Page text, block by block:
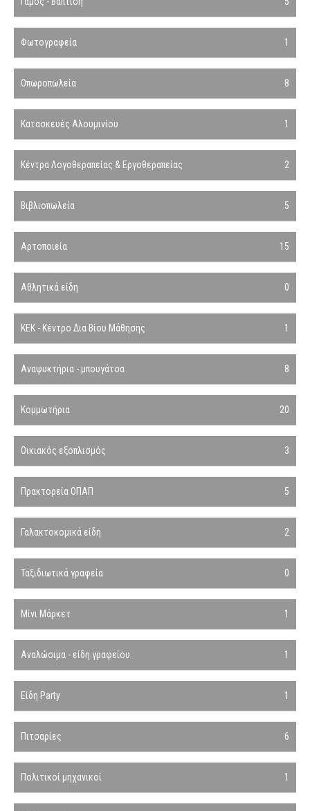
Φωτογραφεία 1
Οπωροπωλεία 8
Κατασκευές Αλουμινίου 1
Κέντρα Λογοθεραπείας & Εργοθεραπείας 2
Βιβλιοπωλεία 5
Αρτοποιεία 15
Αθλητικά είδη 0
ΚΕΚ - Κέντρο Δια Βίου Μάθησης 1
Αναψυκτήρια - μπουγάτσα 8
Κομμωτήρια 20
Οικιακός εξοπλισμός 3
Πρακτορεία ΟΠΑΠ 5
Γαλακτοκομικά είδη 2
Ταξιδιωτικά γραφεία 0
Μίνι Μάρκετ 1
Αναλώσιμα - είδη γραφείου 1
Είδη Party 1
Πιτσαρίες 6
Πολιτικοί μηχανικοί 1